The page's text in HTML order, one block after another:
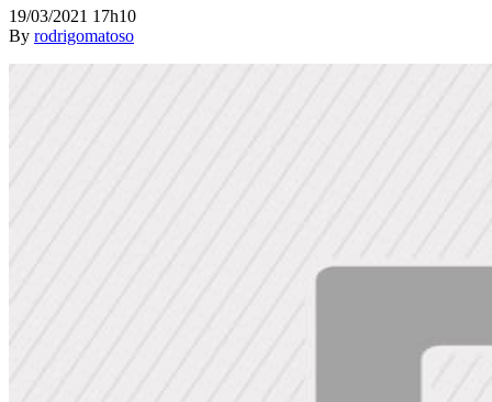
19/03/2021 17h10
By rodrigomatoso